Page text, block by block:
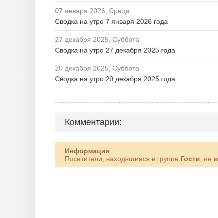
07 января 2026, Среда
Сводка на утро 7 января 2026 года
27 декабря 2025, Суббота
Сводка на утро 27 декабря 2025 года
20 декабря 2025, Суббота
Сводка на утро 20 декабря 2025 года
Комментарии:
Информация
Посетители, находящиеся в группе Гости , не